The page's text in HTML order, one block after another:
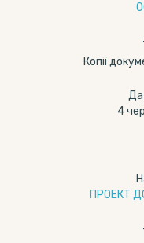
Копії
4
ПРОЕКТ